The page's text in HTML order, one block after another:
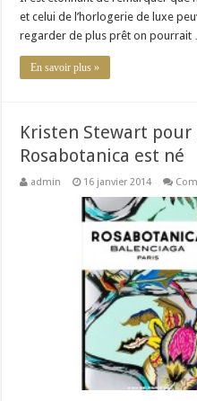
et celui de l’horlogerie de luxe
regarder de plus prêt on pourrait
En savoir plus »
Kristen Stewart pour
Rosabotanica est né
admin 16 janvier 2014